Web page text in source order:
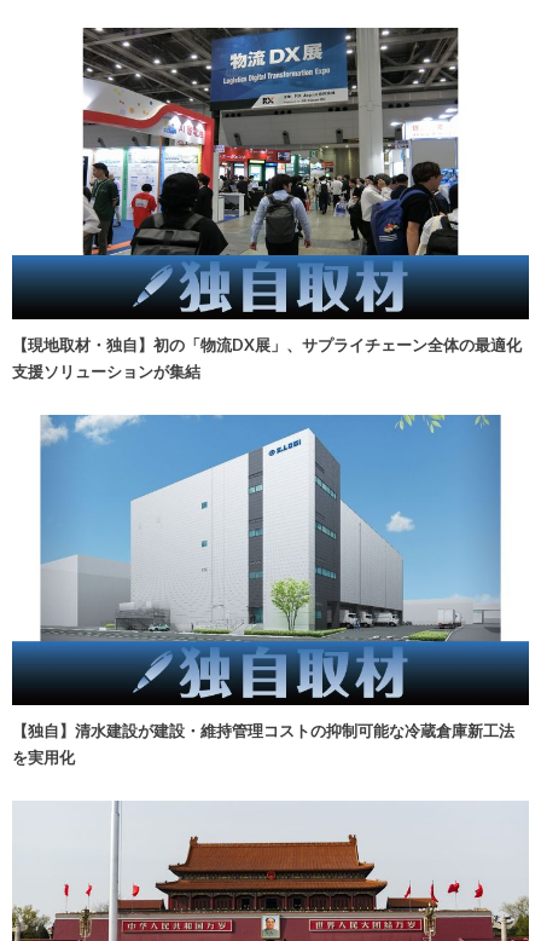
【現地取材・独自】初の「物流DX展」、サプライチェーン全体の最適化
支援ソリューションが集結
【独自】清水建設が建設・維持管理コストの抑制可能な冷蔵倉庫新工法
を実用化